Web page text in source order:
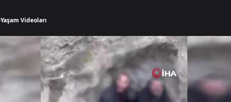
Yaşam Videoları